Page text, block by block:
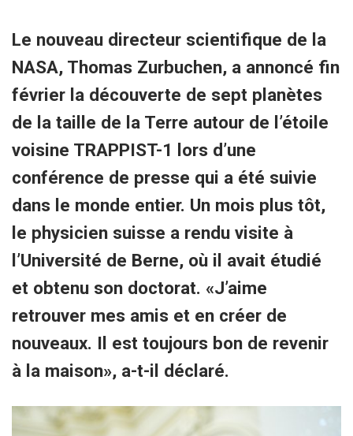
Le nouveau directeur scientifique de la
NASA, Thomas Zurbuchen, a annoncé fin
février la découverte de sept planètes
de la taille de la Terre autour de l’étoile
voisine TRAPPIST-1 lors d’une
conférence de presse qui a été suivie
dans le monde entier. Un mois plus tôt,
le physicien suisse a rendu visite à
l’Université de Berne, où il avait étudié
et obtenu son doctorat. «J’aime
retrouver mes amis et en créer de
nouveaux. Il est toujours bon de revenir
à la maison», a-t-il déclaré.